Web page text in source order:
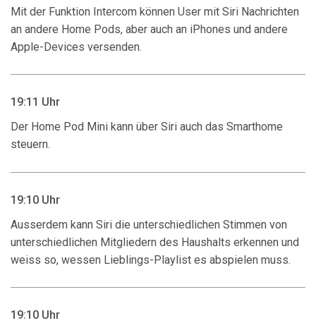
Mit der Funktion Intercom können User mit Siri Nachrichten
an andere Home Pods, aber auch an iPhones und andere
Apple-Devices versenden.
19:11 Uhr
Der Home Pod Mini kann über Siri auch das Smarthome
steuern.
19:10 Uhr
Ausserdem kann Siri die unterschiedlichen Stimmen von
unterschiedlichen Mitgliedern des Haushalts erkennen und
weiss so, wessen Lieblings-Playlist es abspielen muss.
19:10 Uhr